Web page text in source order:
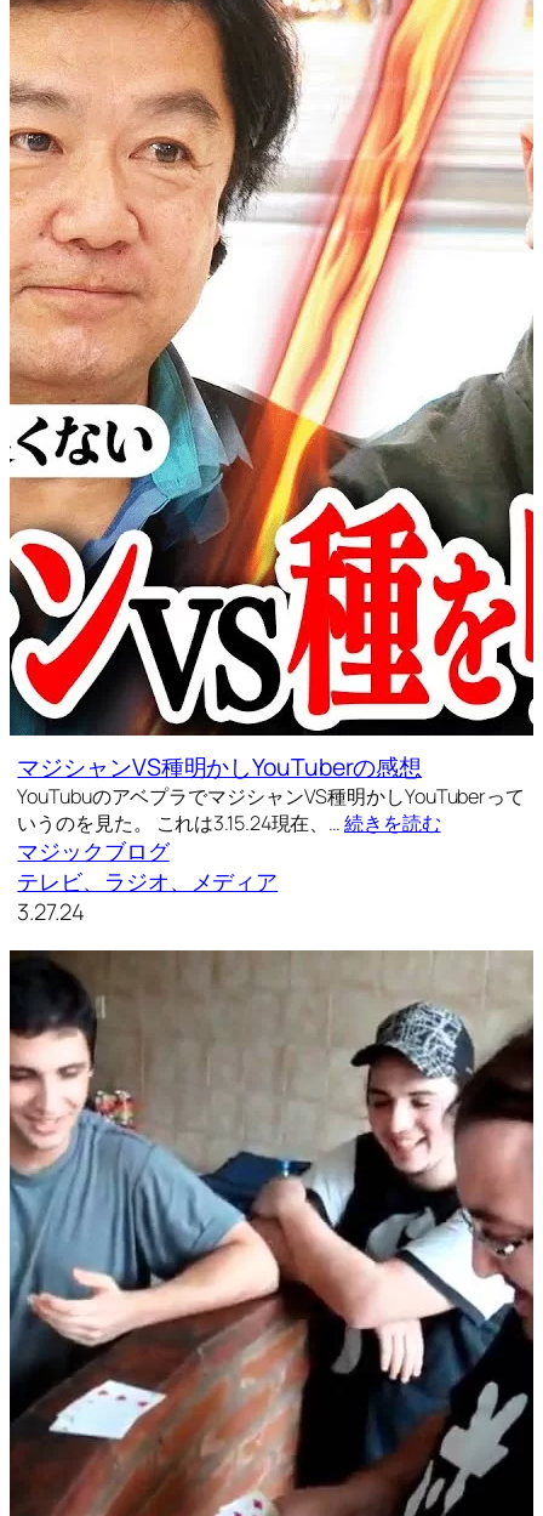
マジシャンVS種明かしYouTuberの感想
YouTubuのアベプラでマジシャンVS種明かしYouTuberって
いうのを見た。 これは3.15.24現在、…続きを読む
マジックブログ
テレビ、ラジオ、メディア
3.27.24